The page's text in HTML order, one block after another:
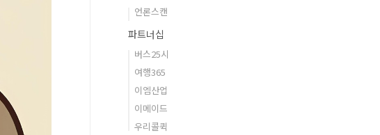
언론스캔
파트너십
버스25시
여행365
이엠산업
이메이드
우리콜퀵